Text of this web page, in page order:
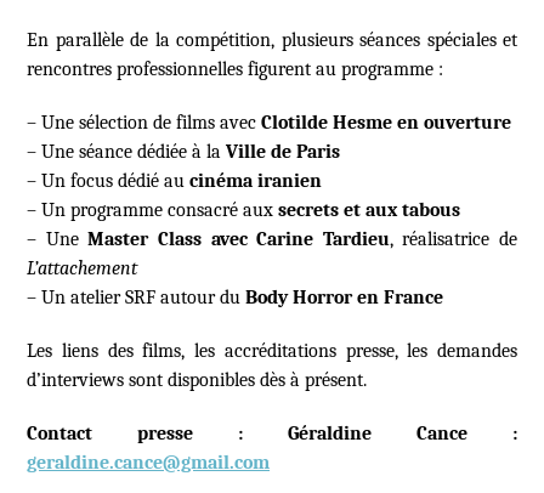
En parallèle de la compétition, plusieurs séances spéciales et
rencontres professionnelles figurent au programme :
– Une sélection de films avec Clotilde Hesme en ouverture
– Une séance dédiée à la Ville de Paris
– Un focus dédié au cinéma iranien
– Un programme consacré aux secrets et aux tabous
– UneMaster Class avec Carine Tardieu, réalisatrice de
L’attachement
– Un atelier SRF autour du Body Horror en France
Les liens des films, les accréditations presse, les demandes
d’interviews sont disponibles dès à présent.
Contact presse : Géraldine Cance :
geraldine.cance@gmail.com